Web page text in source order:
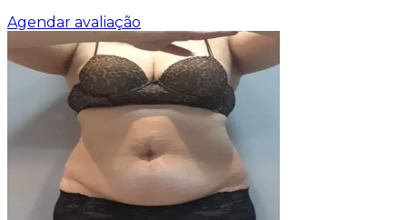
Agendar avaliação